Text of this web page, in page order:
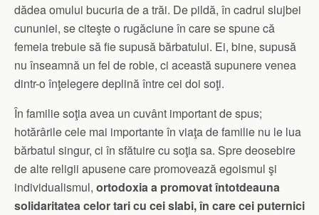
dădea omului bucuria de a trăi. De pildă, în cadrul slujbei
cununiei, se citeşte o rugăciune în care se spune că
femeia trebuie să fie supusă bărbatului. Ei, bine, supusă
nu înseamnă un fel de robie, ci această supunere venea
dintr-o înţelegere deplină între cei doi soţi.
În familie soţia avea un cuvânt important de spus;
hotărârile cele mai importante în viaţa de familie nu le lua
bărbatul singur, ci în sfătuire cu soţia sa. Spre deosebire
de alte religii apusene care promovează egoismul şi
individualismul, ortodoxia a promovat întotdeauna
solidaritatea celor tari cu cei slabi, în care cei puternici